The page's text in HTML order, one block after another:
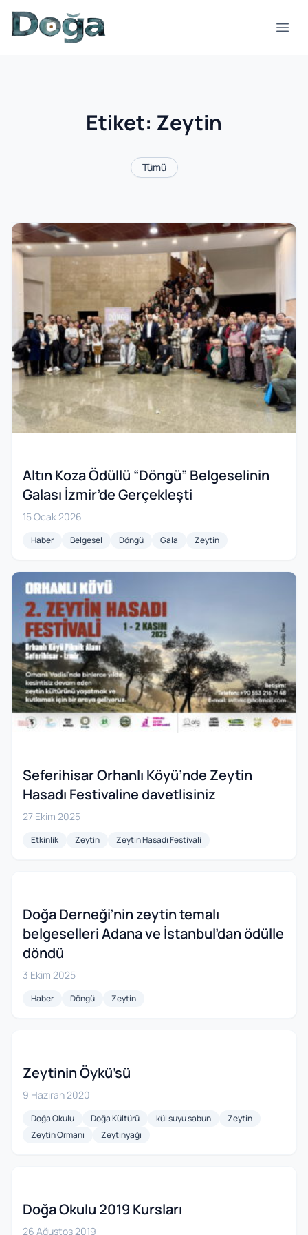
İçeriğe geç
Etiket: Zeytin
Tümü
Altın Koza Ödüllü “Döngü” Belgeselinin
Galası İzmir’de Gerçekleşti
15 Ocak 2026
Haber Belgesel Döngü Gala Zeytin
Seferihisar Orhanlı Köyü’nde Zeytin
Hasadı Festivaline davetlisiniz
27 Ekim 2025
Etkinlik Zeytin Zeytin Hasadı Festivali
Doğa Derneği’nin zeytin temalı
belgeselleri Adana ve İstanbul’dan ödülle
döndü
3 Ekim 2025
Haber Döngü Zeytin
Zeytinin Öykü’sü
9 Haziran 2020
Doğa Okulu Doğa Kültürü kül suyu sabun
Zeytin
Zeytin Ormanı
Zeytinyağı
Doğa Okulu 2019 Kursları
26 Ağustos 2019